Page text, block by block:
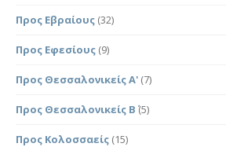
Προς Εβραίους (32)
Προς Εφεσίους (9)
Προς Θεσσαλονικείς Α' (7)
Προς Θεσσαλονικείς Β΄ (5)
Προς Κολοσσαείς (15)